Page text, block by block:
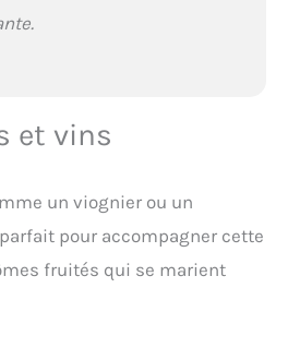
et vins
un viognier ou un
pour accompagner cette
fruités qui se marient